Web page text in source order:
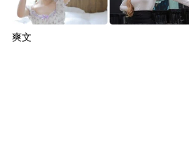
爽文